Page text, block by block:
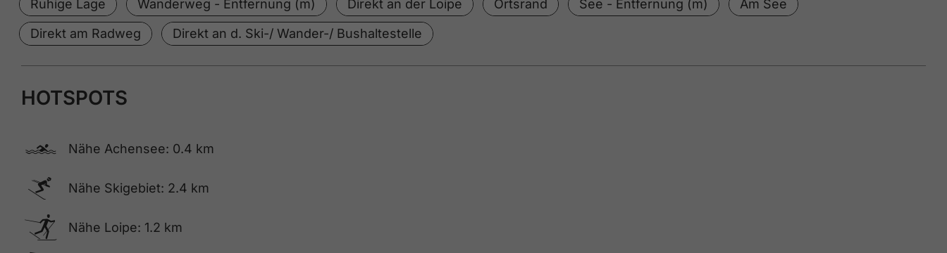
Ruhige Lage Wanderweg - Entfernung (m) Direkt an der Loipe Ortsrand See - Entfernung (m)
Am See
Direkt am Radweg
Direkt an d. Ski-/ Wander-/ Bushaltestelle
HOTSPOTS
🅐 Nähe Achensee: 0.4 km
🅆 Nähe Skigebiet: 2.4 km
🅇 Nähe Loipe: 1.2 km